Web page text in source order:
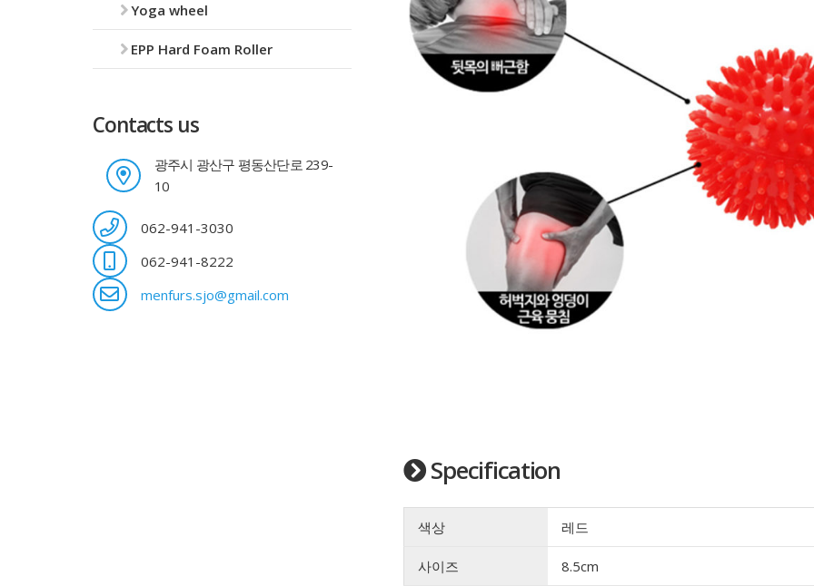
Specification
색상 레드
사이즈 8.5cm
Yoga wheel
EPP Hard Foam Roller
Contacts us
광주시 광산구 평동산단로 239-
10
062-941-3030
062-941-8222
menfurs.sjo@gmail.com